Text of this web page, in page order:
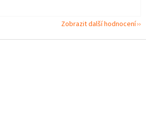
Zobrazit další hodnocení